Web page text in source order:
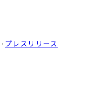
· プレスリリース